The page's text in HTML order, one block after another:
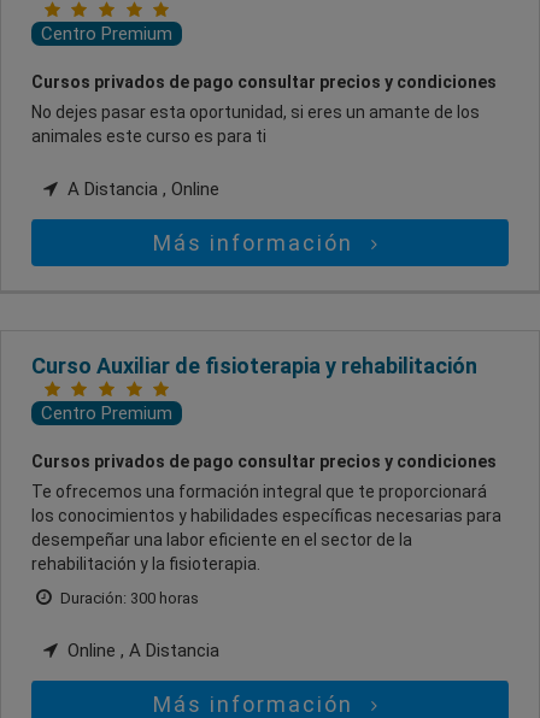
Centro Premium
Cursos privados de pago consultar precios y condiciones
No dejes pasar esta oportunidad, si eres un amante de los
animales este curso es para ti
A Distancia , Online
Más información
Curso Auxiliar de fisioterapia y rehabilitación
Centro Premium
Cursos privados de pago consultar precios y condiciones
Te ofrecemos una formación integral que te proporcionará
los conocimientos y habilidades específicas necesarias para
desempeñar una labor eficiente en el sector de la
rehabilitación y la fisioterapia.
Duración: 300 horas
Online , A Distancia
Más información